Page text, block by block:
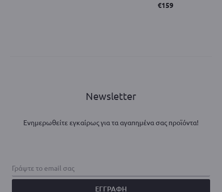
€159
Newsletter
Ενημερωθείτε εγκαίρως για τα αγαπημένα σας προϊόντα!